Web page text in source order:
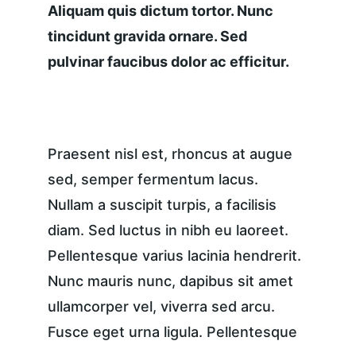
Aliquam quis dictum tortor. Nunc
tincidunt gravida ornare. Sed
pulvinar faucibus dolor ac efficitur.
Praesent nisl est, rhoncus at augue
sed, semper fermentum lacus.
Nullam a suscipit turpis, a facilisis
diam. Sed luctus in nibh eu laoreet.
Pellentesque varius lacinia hendrerit.
Nunc mauris nunc, dapibus sit amet
ullamcorper vel, viverra sed arcu.
Fusce eget urna ligula. Pellentesque